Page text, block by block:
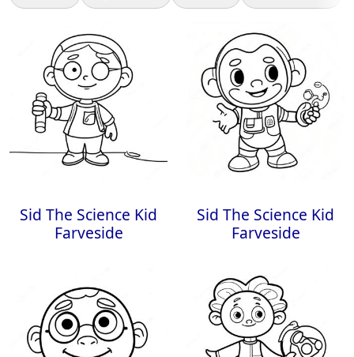
Sid The Science Kid
Farveside
Sid The Science Kid
Farveside